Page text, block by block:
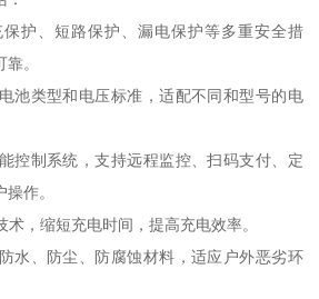
护、短路保护、漏电保护等多重安全措
。
池类型和电压标准，适配不同和型号的电
控制系统，支持远程监控、扫码支付、定
作。
，缩短充电时间，提高充电效率。
水、防尘、防腐蚀材料，适应户外恶劣环